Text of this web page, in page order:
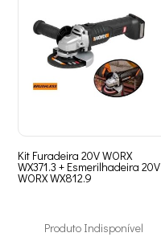
Kit Furadeira 20V WORX
WX371.3 + Esmerilhadeira 20V
WORX WX812.9
Produto Indisponível